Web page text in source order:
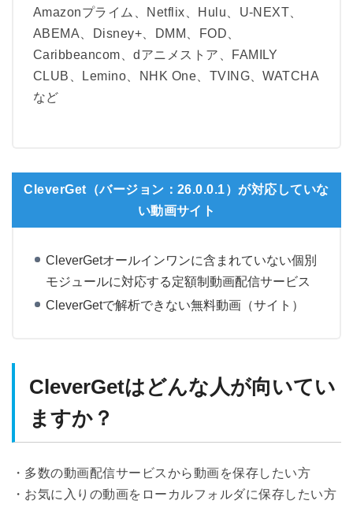
Amazonプライム、Netflix、Hulu、U-NEXT、
ABEMA、Disney+、DMM、FOD、
Caribbeancom、dアニメストア、FAMILY
CLUB、Lemino、NHK One、TVING、WATCHA
など
CleverGet（バージョン：26.0.0.1）が対応していな
い動画サイト
CleverGetオールインワンに含まれていない個別
モジュールに対応する定額制動画配信サービス
CleverGetで解析できない無料動画（サイト）
CleverGetはどんな人が向いてい
ますか？
・多数の動画配信サービスから動画を保存したい方
・お気に入りの動画をローカルフォルダに保存したい方